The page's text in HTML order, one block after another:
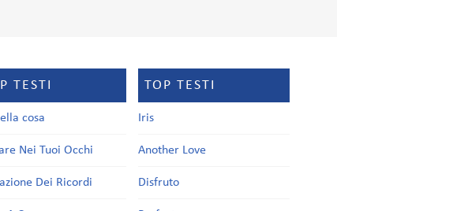
TESTI
cosa
Nei Tuoi Occhi
Dei Ricordi
TOP TESTI
Iris
Another Love
Disfruto